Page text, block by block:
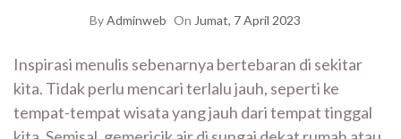
ByAdminweb On Jumat, 7 April 2023
Inspirasi menulis sebenarnya bertebaran di sekitar
kita. Tidak perlu mencari terlalu jauh, seperti ke
tempat-tempat wisata yang jauh dari tempat tinggal